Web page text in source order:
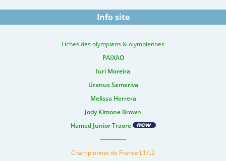
Info site
Fiches des olympiens & olympiennes
PAIXAO
Iuri Moreira
Uranus Semeriva
Melissa Herrera
Jody Kimone Brown
Hamed Junior Traore
-------------
Championnat de France L1/L2